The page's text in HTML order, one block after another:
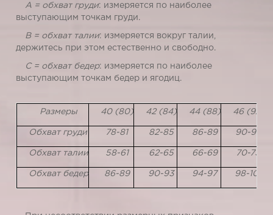
A = обхват груди: измеряется по наиболее
выступающим точкам груди.
B = обхват талии: измеряется вокруг талии,
держитесь при этом естественно и свободно.
C = обхват бедер: измеряется по наиболее
выступающим точкам бедер и ягодиц.
Размеры 40 (80) 42 (84) 44 (88) 46 (92)
Обхват груди 78-81 82-85 86-89 90-93
Обхват талии 58-61 62-65 66-69 70-73
Обхват бедер 86-89 90-93 94-97 98-101